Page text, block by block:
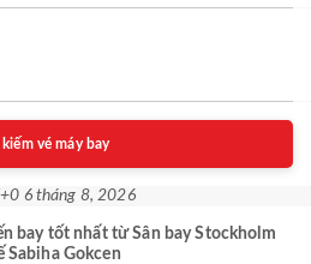
kiếm vé máy bay
6 tháng 8, 2026
bay tốt nhất từ Sân bay Stockholm
Sabiha Gokcen